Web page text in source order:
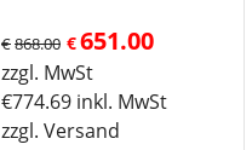
€868.00 €651.00
zzgl. MwSt
€774.69 inkl. MwSt
zzgl. Versand